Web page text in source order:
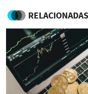
RELACIONADAS